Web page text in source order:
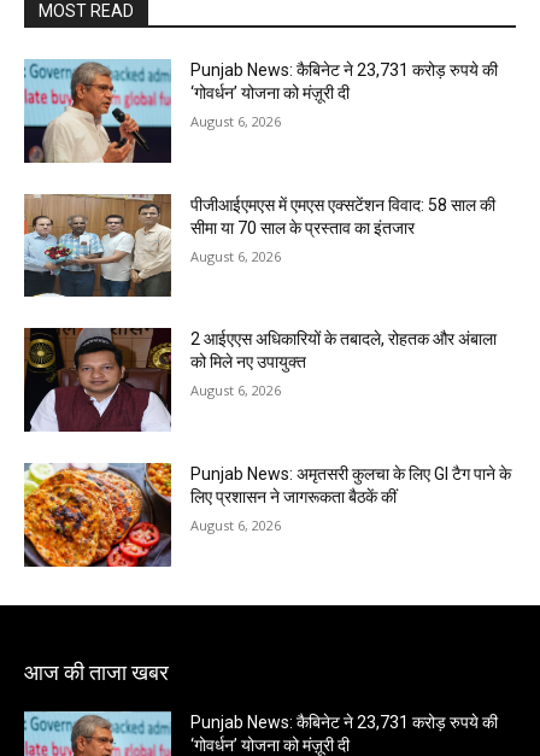
MOST READ
Punjab News: कैबिनेट ने 23,731 करोड़ रुपये की
‘गोवर्धन’ योजना को मंज़ूरी दी
August 6, 2026
पीजीआईएमएस में एमएस एक्सटेंशन विवाद: 58 साल की
सीमा या 70 साल के प्रस्ताव का इंतजार
August 6, 2026
2 आईएएस अधिकारियों के तबादले, रोहतक और अंबाला
को मिले नए उपायुक्त
August 6, 2026
Punjab News: अमृतसरी कुलचा के लिए GI टैग पाने के
लिए प्रशासन ने जागरूकता बैठकें कीं
August 6, 2026
आज की ताजा खबर
Punjab News: कैबिनेट ने 23,731 करोड़ रुपये की
‘गोवर्धन’ योजना को मंज़ूरी दी